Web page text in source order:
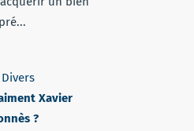
Divers
Xavier
?